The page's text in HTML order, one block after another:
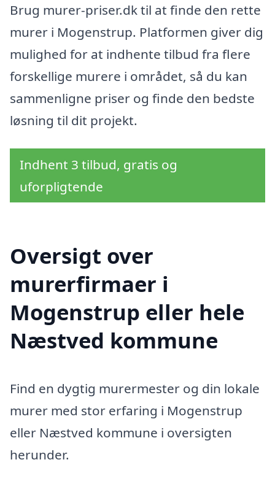
Brug murer-priser.dk til at finde den rette
murer i Mogenstrup. Platformen giver dig
mulighed for at indhente tilbud fra flere
forskellige murere i området, så du kan
sammenligne priser og finde den bedste
løsning til dit projekt.
Indhent 3 tilbud, gratis og
uforpligtende
Oversigt over
murerfirmaer i
Mogenstrup eller hele
Næstved kommune
Find en dygtig murermester og din lokale
murer med stor erfaring i Mogenstrup
eller Næstved kommune i oversigten
herunder.